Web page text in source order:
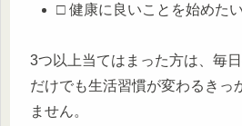
□ 健康に良いことを始めた
3つ以上当てはまった方は、毎
だけでも生活習慣が変わるきっ
ません。